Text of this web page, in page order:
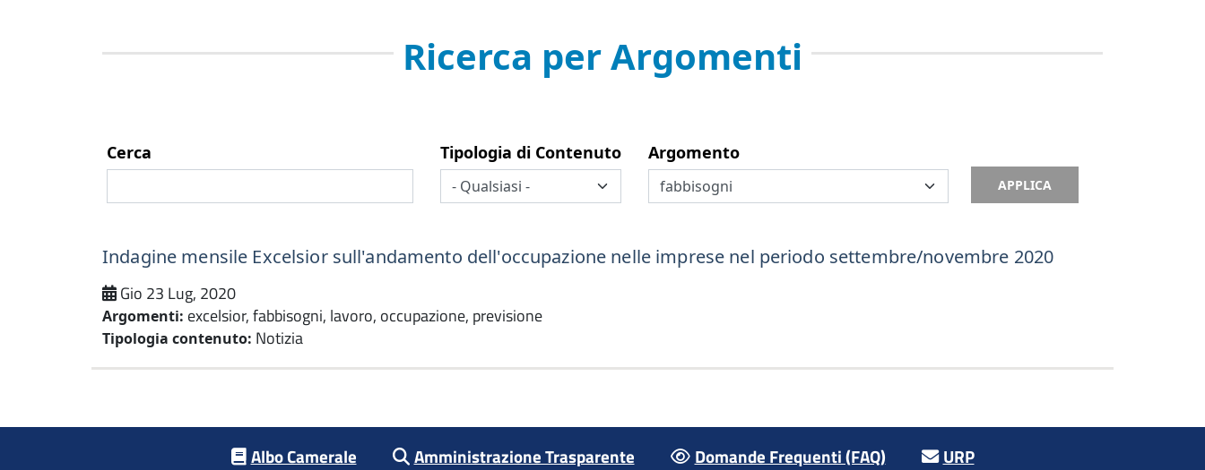
Ricerca per Argomenti
Cerca Tipologia di Contenuto Argomento
APPLICA
Indagine mensile Excelsior sull'andamento dell'occupazione nelle imprese nel periodo settembre/novembre 2020
Gio 23 Lug, 2020
Argomenti: excelsior, fabbisogni, lavoro, occupazione, previsione
Tipologia contenuto: Notizia
Footer menuAlbo Camerale Amministrazione Trasparente Domande Frequenti (FAQ) URP